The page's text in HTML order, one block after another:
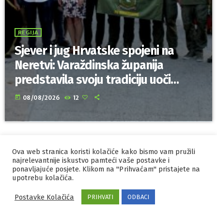
REGIJA
Sjever i jug Hrvatske spojeni na
Neretvi: Varaždinska županija
predstavila svoju tradiciju uoči
Maratona lađa
today 08/08/2026 12
IZRADA I HOSTINGORBIS
MARKETING
PRAVILA PRIVATNOSTI
Ova web stranica koristi kolačiće kako bismo vam pružili
najrelevantnije iskustvo pamteći vaše postavke i
ponavljajuće posjete. Klikom na "Prihvaćam" pristajete na
upotrebu kolačića.
Postavke Kolačića PRIHVATI ODBACI